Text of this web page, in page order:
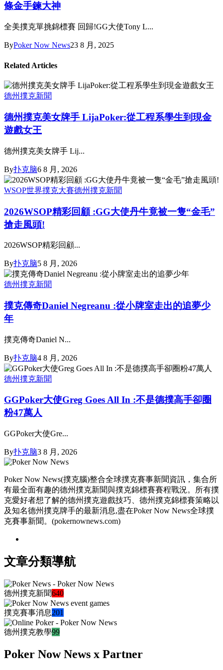
條金手鍊大神
全美撲克單挑錦標賽 回歸!GG大使Tony L...
ByPoker Now News23 8 月, 2025
Related Articles
德州撲克新聞
德州撲克美女牌手 LijaPoker:從工程系學生到現金
遊戲女王
德州撲克美女牌手 Lij...
By扑克脑6 8 月, 2026
WSOP世界撲克大賽德州撲克新聞
2026WSOP精彩回顧 :GG大使丹牛竟被一隻“金毛”
搶走風頭!
2026WSOP精彩回顧...
By扑克脑5 8 月, 2026
德州撲克新聞
撲克傳奇Daniel Negreanu :從小牌室走出的追夢少
年
撲克傳奇Daniel N...
By扑克脑4 8 月, 2026
德州撲克新聞
GGPoker大使Greg Goes All In :不是德撲高手卻圈
粉47萬人
GGPoker大使Gre...
By扑克脑3 8 月, 2026
Poker Now News(撲克腦)整合全球撲克賽事新聞資訊，集合所
有最全面有趣的德州撲克新聞與撲克錦標賽賽程戰況。所有撲
克愛好者想了解的德州撲克遊戲技巧、德州撲克錦標賽策略以
及知名德州撲克牌手的最新消息,盡在Poker Now News全球撲
克賽事新聞。(pokernownews.com)
文章分類導航
德州撲克新聞640
撲克賽事消息201
德州撲克教學99
Poker Now News x Partner